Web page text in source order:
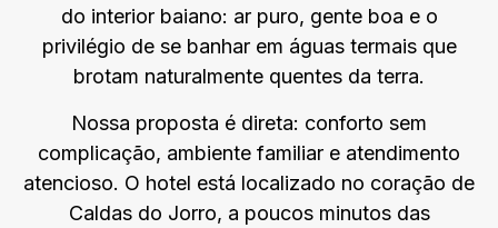
do interior baiano: ar puro, gente boa e o
privilégio de se banhar em águas termais que
brotam naturalmente quentes da terra.
Nossa proposta é direta: conforto sem
complicação, ambiente familiar e atendimento
atencioso. O hotel está localizado no coração de
Caldas do Jorro, a poucos minutos das